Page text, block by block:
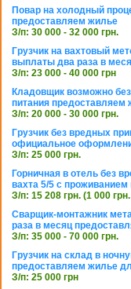
Повар на холодный
предоставляем жилье
З/п: 30 000 - 32 000 грн.
Грузчик на вахтовый
выплаты два раза в
З/п: 23 000 - 40 000 грн
Кладовщик возможно
питания предоставляем
З/п: 20 000 - 30 000 грн.
Грузчик без вредных
официальное
З/п: 25 000 грн.
Горничная в отель без
вахта 5/5 с проживанием
З/п: 15 208 грн. (1 000
Сварщик-монтажник
раза в месяц
З/п: 35 000 - 70 000 грн.
Грузчик на склад в
предоставляем жилье
З/п: 25 000 грн